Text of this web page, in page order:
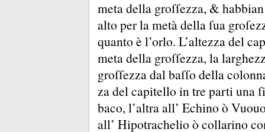
meta della groſſezza, & habbian
alto per la metà della ſua
quanto è l’orlo. L’altezza del
meta della groſſezza, la
groſſezza dal baſſo della
za del capitello in tre parti una
baco, l’altra all’ Echino ò
all’ Hipotrachelio ò collarino